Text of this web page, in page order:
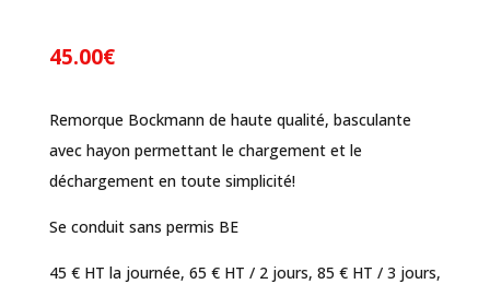
45.00€
Remorque Bockmann de haute qualité, basculante
avec hayon permettant le chargement et le
déchargement en toute simplicité!
Se conduit sans permis BE
45 € HT la journée, 65 € HT / 2 jours, 85 € HT / 3 jours,